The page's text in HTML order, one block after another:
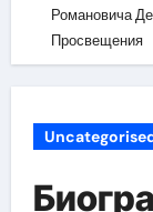
Романовича
Просвещения